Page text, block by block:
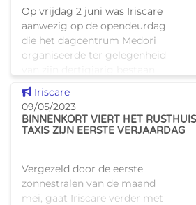
Op vrijdag 2 juni was Iriscare
aanwezig op de opendeurdag
die het dagcentrum Medori
organiseerde ter gelegenheid
Haliage Dat evenement was
ook een gelegenheid voor
Dit nieuws tonen
Iriscare
09/05/2023
BINNENKORT VIERT HET
TAXIS ZIJN EERSTE VERJAARDAG
Vergezeld door de eerste
zonnestralen van de maand
mei, gaat Iriscare verder met